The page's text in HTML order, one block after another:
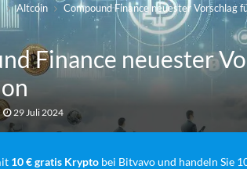
Altcoin Compound Finance neuester Vorschlag
Finance neuester
29 Juli 2024
10 € gratis Krypto bei Bitvavo und handeln Sie